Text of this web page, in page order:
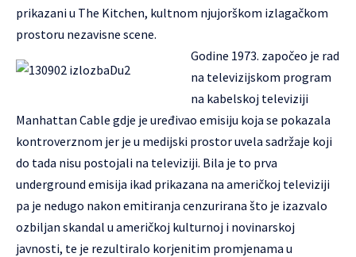
prikazani u The Kitchen, kultnom njujorškom izlagačkom
prostoru nezavisne scene.
Godine 1973. započeo je rad
na televizijskom program
na kabelskoj televiziji
Manhattan Cable gdje je uređivao emisiju koja se pokazala
kontroverznom jer je u medijski prostor uvela sadržaje koji
do tada nisu postojali na televiziji. Bila je to prva
underground emisija ikad prikazana na američkoj televiziji
pa je nedugo nakon emitiranja cenzurirana što je izazvalo
ozbiljan skandal u američkoj kulturnoj i novinarskoj
javnosti, te je rezultiralo korjenitim promjenama u